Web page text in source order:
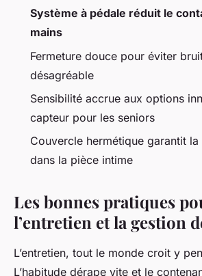
Système à pédale réduit le
mains
Fermeture douce pour éviter
désagréable
Sensibilité accrue aux options
capteur pour les seniors
Couvercle hermétique garantit
dans la pièce intime
Les bonnes pratiques
l’entretien et la gestion
L’entretien, tout le monde croit y
L’habitude dérape vite et le